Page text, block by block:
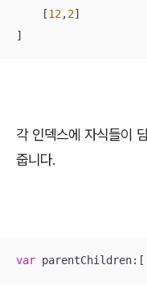
    [
12,2]
]
각 인덱스에 자식들이
줍니다.
var